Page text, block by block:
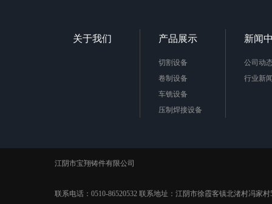
关于我们 产品展示
切割设备
卷制设备
车铣设备
压制焊接设备
新闻
公司动
行业新
江阴市宝翔铸件有限公司
联系电话：0510-86520532 联系地址：江阴市徐霞客镇北渚村冯家村